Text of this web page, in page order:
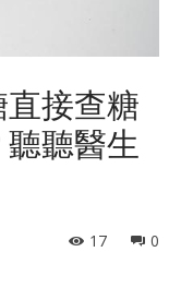
接查糖
聽醫生
0
17